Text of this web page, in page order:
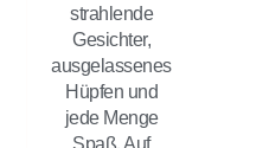
strahlende
Gesichter,
ausgelassenes
Hüpfen und
jede Menge
Spaß. Auf